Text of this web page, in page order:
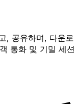
, 공유하며, 다운로
통화 및 기밀 세션